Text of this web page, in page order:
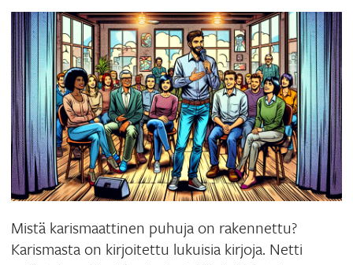
Mistä karismaattinen puhuja on rakennettu?
Karismasta on kirjoitettu lukuisia kirjoja. Netti